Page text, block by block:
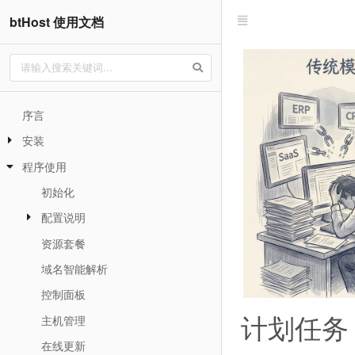
btHost 使用文档
序言
安装
程序使用
初始化
配置说明
资源套餐
域名智能解析
控制面板
主机管理
在线更新
计划任务